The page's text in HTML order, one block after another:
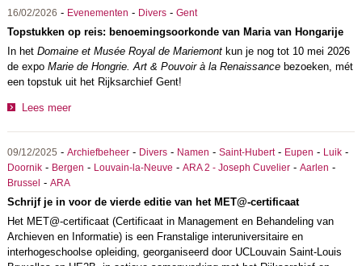
16/02/2026 - Evenementen - Divers- Gent
Topstukken op reis: benoemingsoorkonde van Maria van Hongarije
In het Domaine et Musée Royal de Mariemontkun je nog tot 10 mei 2026
de expo Marie de Hongrie. Art & Pouvoir à la Renaissancebezoeken, mét
een topstuk uit het Rijksarchief Gent!
Lees meer
09/12/2025 - Archiefbeheer- Divers- Namen - Saint-Hubert- Eupen - Luik-
Doornik- Bergen - Louvain-la-Neuve - ARA 2 - Joseph Cuvelier- Aarlen -
Brussel - ARA
Schrijf je in voor de vierde editie van het MET@-certificaat
Het MET@-certificaat (Certificaat in Management en Behandeling van
Archieven en Informatie) is een Franstalige interuniversitaire en
interhogeschoolse opleiding, georganiseerd door UCLouvain Saint-Louis